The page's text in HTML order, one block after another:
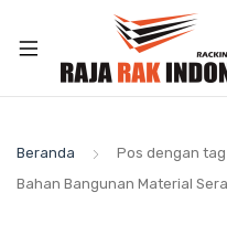
Beranda
Pos dengan tag
Bahan Bangunan Material